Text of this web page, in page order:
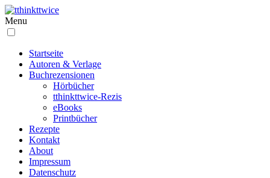
Menu
Startseite
Autoren & Verlage
Buchrezensionen
Hörbücher
tthinkttwice-Rezis
eBooks
Printbücher
Rezepte
Kontakt
About
Impressum
Datenschutz